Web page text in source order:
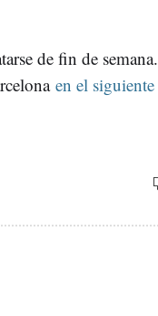
de fin de semana.
en el siguiente